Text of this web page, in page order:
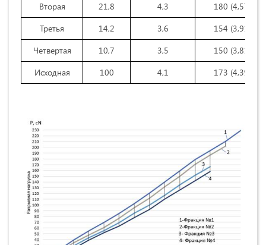
Вторая
21,8 4,3
180 (4,57)
Третья
14,2 3,6
154 (3,91)
Четвертая
10,7 3,5
150 (3,81)
Исходная
100 4,1 173 (4,39)